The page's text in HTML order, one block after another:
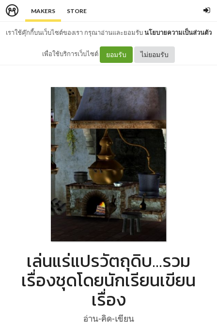
MAKERS STORE
เราใช้คุ๊กกี้บนเว็บไซต์ของเรา กรุณาอ่านและยอมรับนโยบายความเป็นส่วนตัว
เพื่อใช้บริการเว็บไซต์ ยอมรับ ไม่ยอมรับ
เล่นแร่แปรวัตถุดิบ...รวม
เรื่องชุดโดยนักเรียนเขียน
เรื่อง
อ่าน-คิด-เขียน